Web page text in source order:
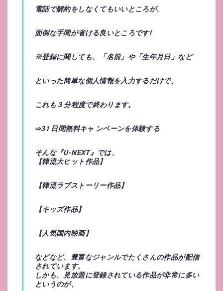
電話で解約をしなくてもいいところが、
面倒な手間が省ける良いところです!
※登録に関しても、「名前」や「生年月日」など
といった簡単な個人情報を入力するだけで、
これも 3 分程度で終わります。
⇨31 日間無料キャ ンペーンを体験する
そんな『U-NEXT』では、
【韓流大ヒット作品】
【韓流ラブストーリー作品】
【キッズ作品】
【人気国内映画】
などなど、豊富なジャンルでたくさんの作品が配信
されています。
しかも、
見放題に登録されている作品が非常に多い
というのが、